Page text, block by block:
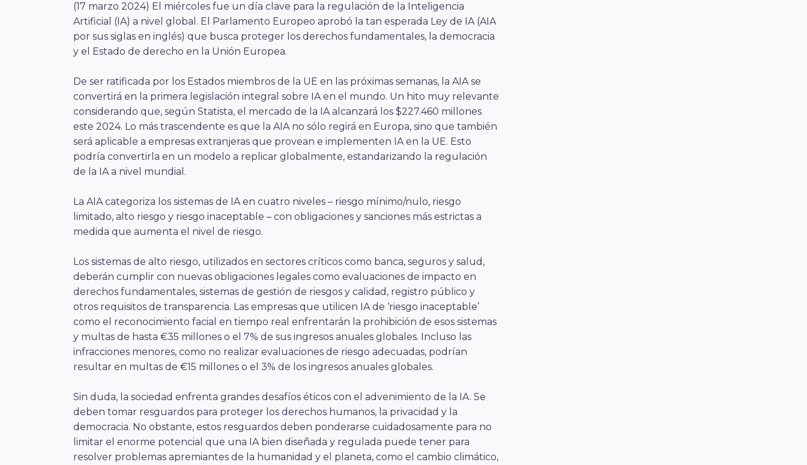
(17 marzo 2024) El miércoles fue un día clave para la regulación de la Inteligencia
Artificial (IA) a nivel global. El Parlamento Europeo aprobó la tan esperada Ley de IA (AIA
por sus siglas en inglés) que busca proteger los derechos fundamentales, la democracia
y el Estado de derecho en la Unión Europea.
De ser ratificada por los Estados miembros de la UE en las próximas semanas, la AIA se
convertirá en la primera legislación integral sobre IA en el mundo. Un hito muy relevante
considerando que, según Statista, el mercado de la IA alcanzará los $227.460 millones
este 2024. Lo más trascendente es que la AIA no sólo regirá en Europa, sino que también
será aplicable a empresas extranjeras que provean e implementen IA en la UE. Esto
podría convertirla en un modelo a replicar globalmente, estandarizando la regulación
de la IA a nivel mundial.
La AIA categoriza los sistemas de IA en cuatro niveles – riesgo mínimo/nulo, riesgo
limitado, alto riesgo y riesgo inaceptable – con obligaciones y sanciones más estrictas a
medida que aumenta el nivel de riesgo.
Los sistemas de alto riesgo, utilizados en sectores críticos como banca, seguros y salud,
deberán cumplir con nuevas obligaciones legales como evaluaciones de impacto en
derechos fundamentales, sistemas de gestión de riesgos y calidad, registro público y
otros requisitos de transparencia. Las empresas que utilicen IA de ‘riesgo inaceptable’
como el reconocimiento facial en tiempo real enfrentarán la prohibición de esos sistemas
y multas de hasta €35 millones o el 7% de sus ingresos anuales globales. Incluso las
infracciones menores, como no realizar evaluaciones de riesgo adecuadas, podrían
resultar en multas de €15 millones o el 3% de los ingresos anuales globales.
Sin duda, la sociedad enfrenta grandes desafíos éticos con el advenimiento de la IA. Se
deben tomar resguardos para proteger los derechos humanos, la privacidad y la
democracia. No obstante, estos resguardos deben ponderarse cuidadosamente para no
limitar el enorme potencial que una IA bien diseñada y regulada puede tener para
resolver problemas apremiantes de la humanidad y el planeta, como el cambio climático,